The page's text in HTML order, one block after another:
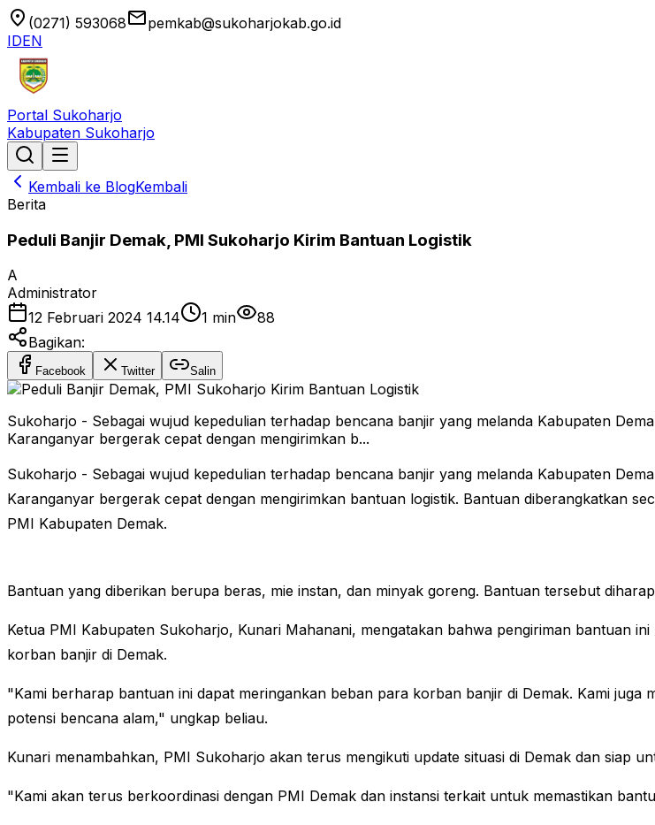
location_on (0271) 593068emailpemkab@sukoharjokab.go.id
IDEN
Portal Sukoharjo
Kabupaten Sukoharjo
Kembali ke BlogKembali
Berita
Peduli Banjir Demak, PMI Sukoharjo Kirim Bantuan Logistik
A
Administrator
12 Februari 2024 14.14
1 min
88
Bagikan:
Facebook Twitter Salin
Sukoharjo - Sebagai wujud kepedulian terhadap bencana banjir yang melanda Kabupaten
Karanganyar bergerak cepat dengan mengirimkan b...
Sukoharjo - Sebagai wujud kepedulian terhadap bencana banjir yang melanda Kabupaten
Karanganyar bergerak cepat dengan mengirimkan bantuan logistik. Bantuan diberangkatkan
PMI Kabupaten Demak.
Bantuan yang diberikan berupa beras, mie instan, dan minyak goreng. Bantuan tersebut
Ketua PMI Kabupaten Sukoharjo, Kunari Mahanani, mengatakan bahwa pengiriman bantuan
korban banjir di Demak.
"Kami berharap bantuan ini dapat meringankan beban para korban banjir di Demak. Kami juga
potensi bencana alam," ungkap beliau.
Kunari menambahkan, PMI Sukoharjo akan terus mengikuti update situasi di Demak dan siap
"Kami akan terus berkoordinasi dengan PMI Demak dan instansi terkait untuk memastikan